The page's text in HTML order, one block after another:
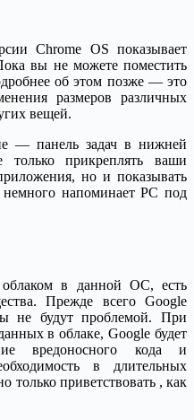
Chrome OS показывает
вы не можете поместить
об этом позже — это
размеров различных
вещей.
— панель задач в нижней
прикреплять ваши
но и показывать
напоминает PC под
в данной ОС, есть
Прежде всего Google
не будут проблемой. При
в облаке, Google будет
вредоносного кода и
в длительных
только приветствовать , как